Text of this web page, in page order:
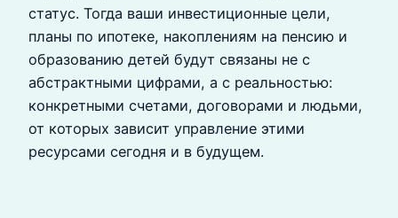
статус. Тогда ваши инвестиционные цели,
планы по ипотеке, накоплениям на пенсию и
образованию детей будут связаны не с
абстрактными цифрами, а с реальностью:
конкретными счетами, договорами и людьми,
от которых зависит управление этими
ресурсами сегодня и в будущем.